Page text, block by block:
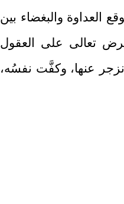
العداوة والبغضاء بين
تعالى على العقول
عنها، وكفَّت نفسُه،